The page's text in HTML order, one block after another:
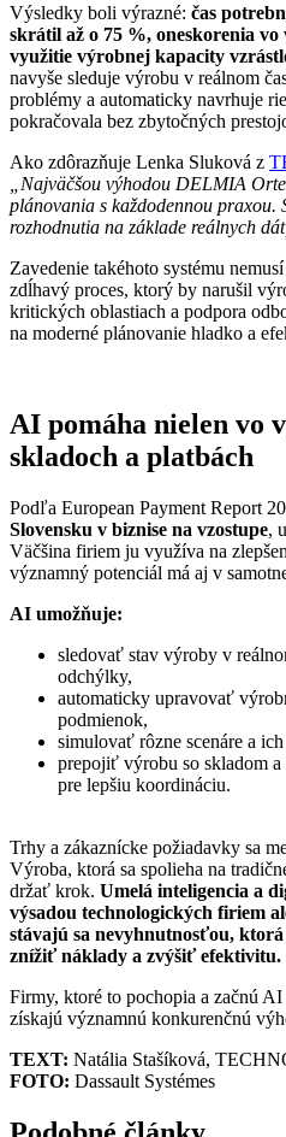
Výsledky boli výrazné: čas
skrátil až o 75 %, oneskorenia vo
využitie výrobnej kapacity
navyše sleduje výrobu v reálnom
problémy a automaticky navrhuje
pokračovala bez zbytočných
Ako zdôrazňuje Lenka Sluková z
„Najväčšou výhodou DELMIA
plánovania s každodennou praxou.
rozhodnutia na základe reálnych
Zavedenie takéhoto systému
zdĺhavý proces, ktorý by narušil
kritických oblastiach a podpora
na moderné plánovanie hladko a
AI pomáha nielen vo
skladoch a platbách
Podľa European Payment Report
Slovensku v biznise na vzostupe,
Väčšina firiem ju využíva na
významný potenciál má aj v
AI umožňuje:
sledovať stav výroby v
odchýlky,
automaticky upravovať
podmienok,
simulovať rôzne scenáre a
prepojiť výrobu so skladom
pre lepšiu koordináciu.
Trhy a zákaznícke požiadavky sa
Výroba, ktorá sa spolieha na
držať krok. Umelá inteligencia a
výsadou technologických firiem
stávajú sa nevyhnutnosťou,
znížiť náklady a zvýšiť efektivitu.
Firmy, ktoré to pochopia a začnú
získajú významnú konkurenčnú
TEXT: Natália Stašíková,
FOTO: Dassault Systémes